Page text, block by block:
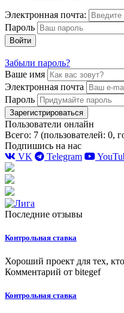
Электронная почта:
Пароль
Войти
Забыли пароль?
Ваше имя
Электронная почта
Пароль
Зарегистрироваться
Пользователи онлайн
Всего: 7 (пользователей: 0,
Подпишись на нас
VK
Telegram
Последние отзывы
Контрольная ставка
Хороший проект для тех, кто
Комментарий от bitegef
Контрольная ставка